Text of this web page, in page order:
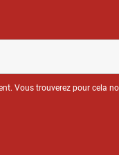
Vous trouverez pour cela